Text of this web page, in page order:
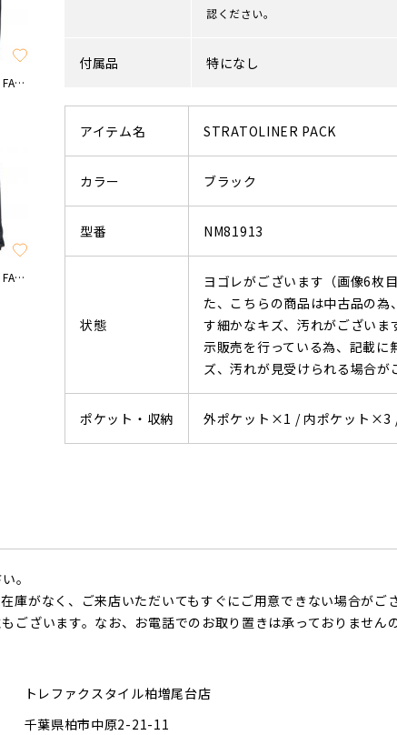
THE NORTH FACE
THE NORTH FACE
認ください。
付属品 特になし
アイテム名 STRATOLINER PACK
カラー ブラック
型番 NM81913
状態
ヨゴレがございます（画像6枚
た、こちらの商品は中古品の為
す細かなキズ、汚れがございま
示販売を行っている為、記載に
ズ、汚れが見受けられる場合が
ポケット・収納 外ポケット×1 / 内ポケット×3
。
がなく、ご来店いただいてもすぐにご用意できない場合がござ
ございます。なお、お電話でのお取り置きは承っておりません
トレファクスタイル柏増尾台店
千葉県柏市中原2-21-11